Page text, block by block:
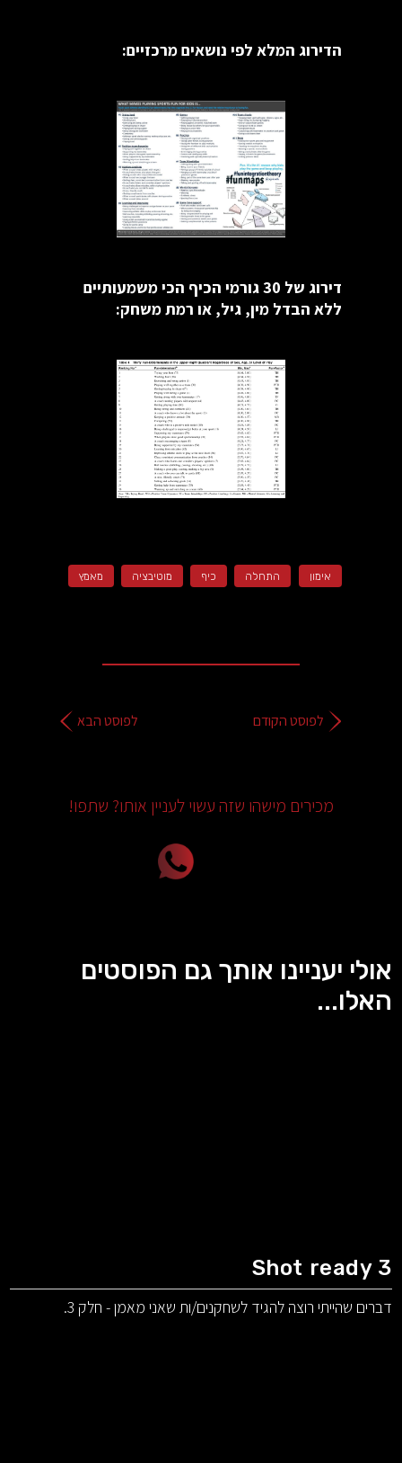
הדירוג המלא לפי נושאים מרכזיים:
דירוג של 30 גורמי הכיף הכי משמעותיים
ללא הבדל מין, גיל, או רמת משחק:
אימון התחלה כיף מוטיבציה מאמץ
לפוסט הקודם לפוסט הבא
מכירים מישהו שזה עשוי לעניין אותו? שתפו!
אולי יעניינו אותך גם הפוסטים
האלו...
Shot ready 3
דברים שהייתי רוצה להגיד לשחקנים/ות שאני מאמן - חלק 3.